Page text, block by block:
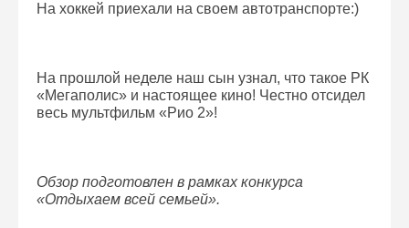
На хоккей приехали на своем автотранспорте:)
На прошлой неделе наш сын узнал, что такое РК
«Мегаполис» и настоящее кино! Честно отсидел
весь мультфильм «Рио 2»!
Обзор подготовлен в рамках конкурса
«Отдыхаем всей семьей».